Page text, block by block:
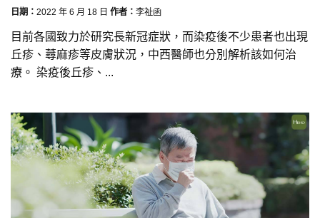
日期： 2022 年 6 月 18 日 作者： 李祉函
目前各國致力於研究長新冠症狀，而染疫後不少患者也出現
丘疹、蕁麻疹等皮膚狀況，中西醫師也分別解析該如何治
療。 染疫後丘疹、...